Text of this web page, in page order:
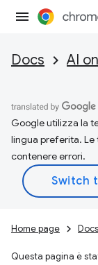
Docs AI
Google utilizza la
lingua preferita.
contenere errori.
Home page Docs
Questa pagina è